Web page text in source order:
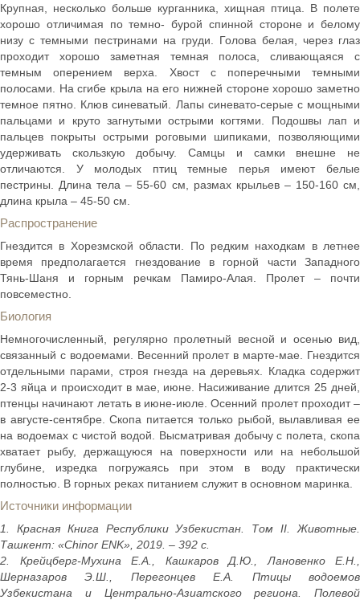
Крупная, несколько больше курганника, хищная птица. В полете
хорошо отличимая по темно- бурой спинной стороне и белому
низу с темными пестринами на груди. Голова белая, через глаз
проходит хорошо заметная темная полоса, сливающаяся с
темным оперением верха. Хвост с поперечными темными
полосами. На сгибе крыла на его нижней стороне хорошо заметно
темное пятно. Клюв синеватый. Лапы синевато-серые с мощными
пальцами и круто загнутыми острыми когтями. Подошвы лап и
пальцев покрыты острыми роговыми шипиками, позволяющими
удерживать скользкую добычу. Самцы и самки внешне не
отличаются. У молодых птиц темные перья имеют белые
пестрины. Длина тела – 55-60 см, размах крыльев – 150-160 см,
длина крыла – 45-50 см.
Распространение
Гнездится в Хорезмской области. По редким находкам в летнее
время предполагается гнездование в горной части Западного
Тянь-Шаня и горным речкам Памиро-Алая. Пролет – почти
повсеместно.
Биология
Немногочисленный, регулярно пролетный весной и осенью вид,
связанный с водоемами. Весенний пролет в марте-мае. Гнездится
отдельными парами, строя гнезда на деревьях. Кладка содержит
2-3 яйца и происходит в мае, июне. Насиживание длится 25 дней,
птенцы начинают летать в июне-июле. Осенний пролет проходит –
в августе-сентябре. Скопа питается только рыбой, вылавливая ее
на водоемах с чистой водой. Высматривая добычу с полета, скопа
хватает рыбу, держащуюся на поверхности или на небольшой
глубине, изредка погружаясь при этом в воду практически
полностью. В горных реках питанием служит в основном маринка.
Источники информации
1. Красная Книга Республики Узбекистан. Том II. Животные.
Ташкент: «Chinor ENK», 2019. – 392 с.
2. Крейцберг-Мухина Е.А., Кашкаров Д.Ю., Лановенко Е.Н.,
Шерназаров Э.Ш., Перегонцев Е.А. Птицы водоемов
Узбекистана и Центрально-Азиатского региона. Полевой